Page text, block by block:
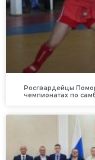
Росгвардейцы
чемпионатах по